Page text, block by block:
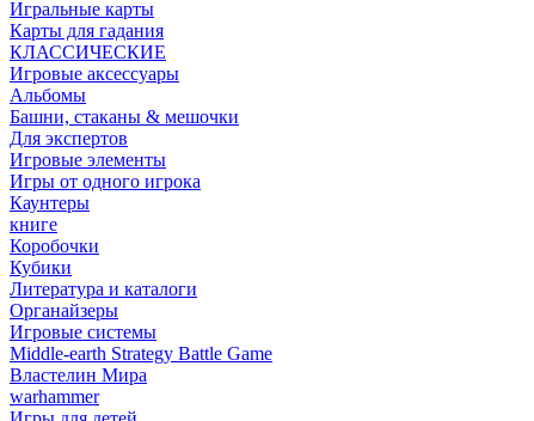
Игральные карты
Карты для гадания
КЛАССИЧЕСКИЕ
Игровые аксессуары
Альбомы
Башни, стаканы & мешочки
Для экспертов
Игровые элементы
Игры от одного игрока
Каунтеры
книге
Коробочки
Кубики
Литература и каталоги
Органайзеры
Игровые системы
Middle-earth Strategy Battle Game
Властелин Мира
warhammer